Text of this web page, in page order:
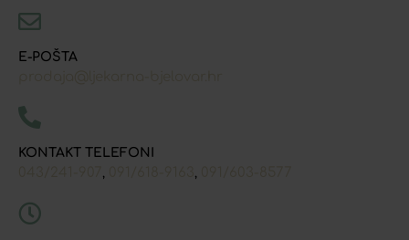
E-POŠTA
KONTAKT TELEFONI